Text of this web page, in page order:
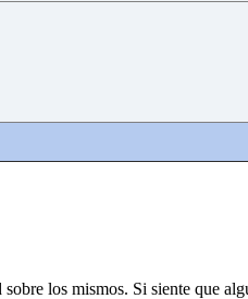
los mismos. Si siente que